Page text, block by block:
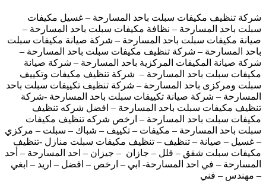
شركة تنظيف مكيفات سبلت باحد المسارحة – غسيل مكيفات
سبلت باحد المسارحة – نظافة مكيفات سبلت باحد المسارحة –
صيانة مكيفات سبلت باحد المسارحة – شركة صيانة مكيفات سبلت
باحد المسارحة – شركة تنظيف مكيفات سبلت باحد المسارحة –
شركة صيانة المكيفات المركزية باحد المسارحة – شركة صيانة
مكيفات سبلت باحد المسارحة – شركة تنظيف مكيفات وتكييف
سبلت ومركزى باحد المسارحة – شركة تنظيف تكييفات سبلت باحد
المسارحة – شركة صيانة تكييفات سبلت باحد المسارحة -شركة
تنظيف مكيفات سبلت باحد المسارحة – افضل شركه تنظيف
مكيفات سبلت باحد المسارحة – ارخص شركه تنظيف مكيفات
سبلت باحد المسارحة – مكيفات – تكييف – شباك – سبلت – مركزي
– غسيل – صيانة – تنظيف – تنظيف مكيفات سبلت منازل -تنظيف
مكيفات سبلت شقق – فلل – جازان – جيزان – احد المسارحة – أحد
المسارحة – في احد المسارحة- ابي – ارخص – افضل – اريد – ابغي
– مهندس – فني